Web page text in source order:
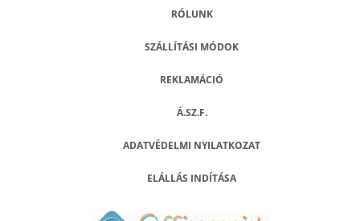
RÓLUNK
SZÁLLÍTÁSI MÓDOK
REKLAMÁCIÓ
Á.SZ.F.
ADATVÉDELMI NYILATKOZAT
ELÁLLÁS INDÍTÁSA